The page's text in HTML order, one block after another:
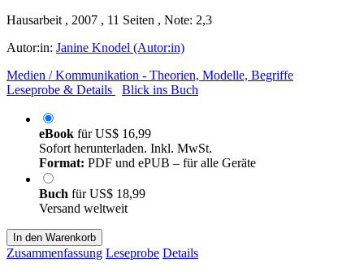
Hausarbeit , 2007 , 11 Seiten , Note: 2,3
Autor:in: Janine Knodel (Autor:in)
Medien / Kommunikation - Theorien, Modelle, Begriffe
Leseprobe & Details
Blick ins Buch
eBook fürUS$ 16,99
Sofort herunterladen. Inkl. MwSt.
Format: PDF und ePUB – für alle Geräte
Buch fürUS$ 18,99
Versand weltweit
In den Warenkorb
Zusammenfassung Leseprobe Details